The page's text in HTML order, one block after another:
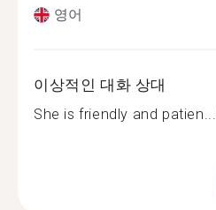
영어
이상적인 대화 상대
She is friendly and patien...